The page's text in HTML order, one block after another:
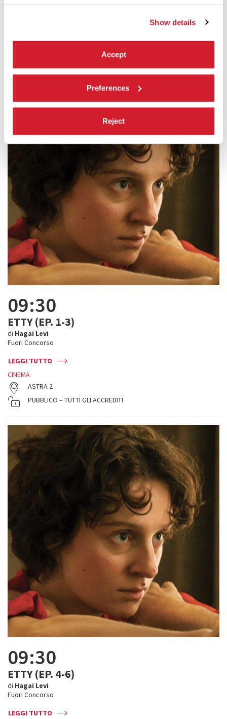
Show details
Accept
Preferences
Reject
09:30
ETTY (EP. 1-3)
di Hagai Levi
Fuori Concorso
LEGGI TUTTO
CINEMA
ASTRA 2
PUBBLICO – TUTTI GLI ACCREDITI
09:30
ETTY (EP. 4-6)
di Hagai Levi
Fuori Concorso
LEGGI TUTTO